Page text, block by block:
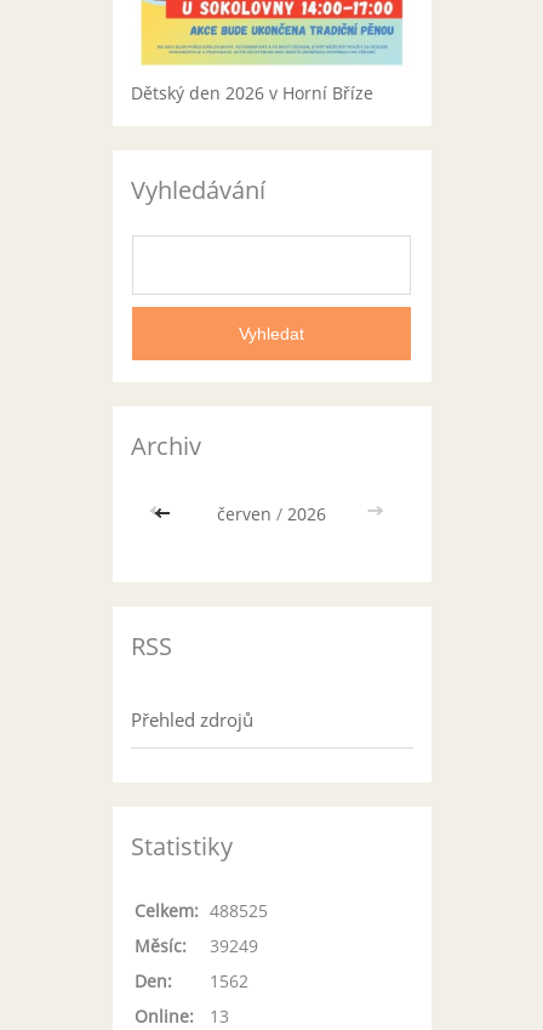
Dětský den 2026 v Horní Bříze
Vyhledávání
Archiv
<< červen / 2026 >>
RSS
Přehled zdrojů
Statistiky
Online: 13
Celkem: 488525
Měsíc:
39249
Den:
1562